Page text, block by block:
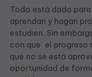
Todo está dado
aprendan y hagan
estudien. Sin
con que el progreso
que no se está
oportunidad de